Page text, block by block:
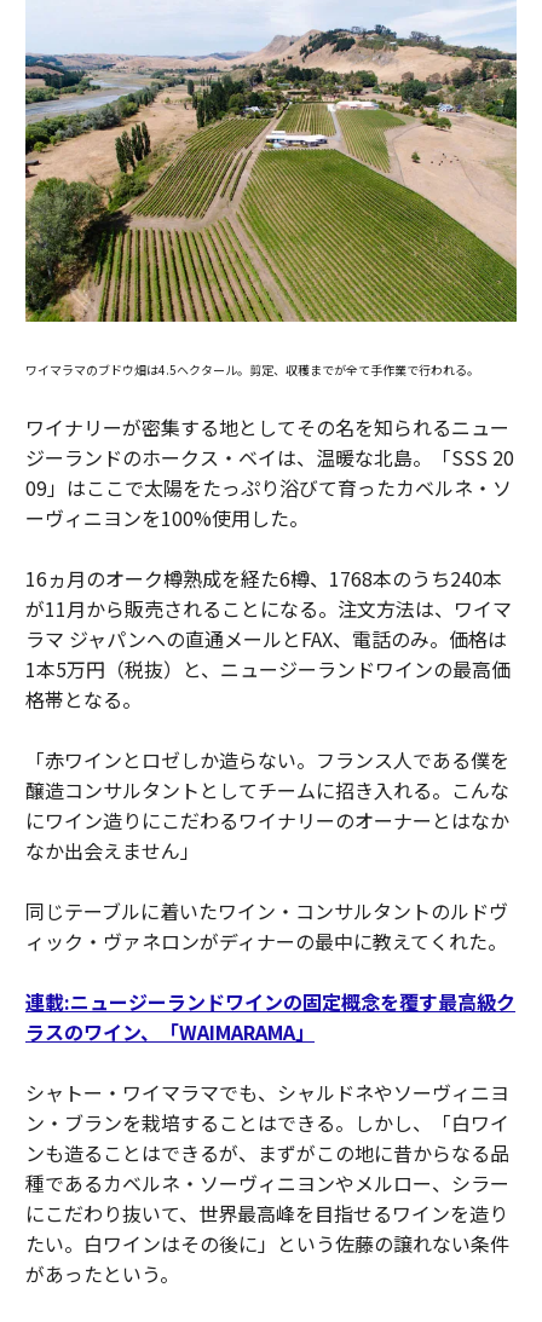
ワイマラマのブドウ畑は4.5ヘクタール。剪定、収穫までが全て手作業で行われる。
ワイナリーが密集する地としてその名を知られるニュー
ジーランドのホークス・ベイは、温暖な北島。「SSS 20
09」はここで太陽をたっぷり浴びて育ったカベルネ・ソ
ーヴィニヨンを100%使用した。
16ヵ月のオーク樽熟成を経た6樽、1768本のうち240本
が11月から販売されることになる。注文方法は、ワイマ
ラマ ジャパンへの直通メールとFAX、電話のみ。価格は
1本5万円（税抜）と、ニュージーランドワインの最高価
格帯となる。
「赤ワインとロゼしか造らない。フランス人である僕を
醸造コンサルタントとしてチームに招き入れる。こんな
にワイン造りにこだわるワイナリーのオーナーとはなか
なか出会えません」
同じテーブルに着いたワイン・コンサルタントのルドヴ
ィック・ヴァネロンがディナーの最中に教えてくれた。
連載:ニュージーランドワインの固定概念を覆す最高級ク
ラスのワイン、「WAIMARAMA」
シャトー・ワイマラマでも、シャルドネやソーヴィニヨ
ン・ブランを栽培することはできる。しかし、「白ワイ
ンも造ることはできるが、まずがこの地に昔からなる品
種であるカベルネ・ソーヴィニヨンやメルロー、シラー
にこだわり抜いて、世界最高峰を目指せるワインを造り
たい。白ワインはその後に」という佐藤の譲れない条件
があったという。